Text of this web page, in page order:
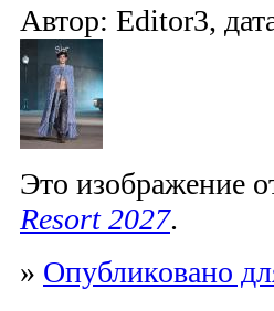
Автор: Editor3,
Это изображение
Resort 2027.
» Опубликовано